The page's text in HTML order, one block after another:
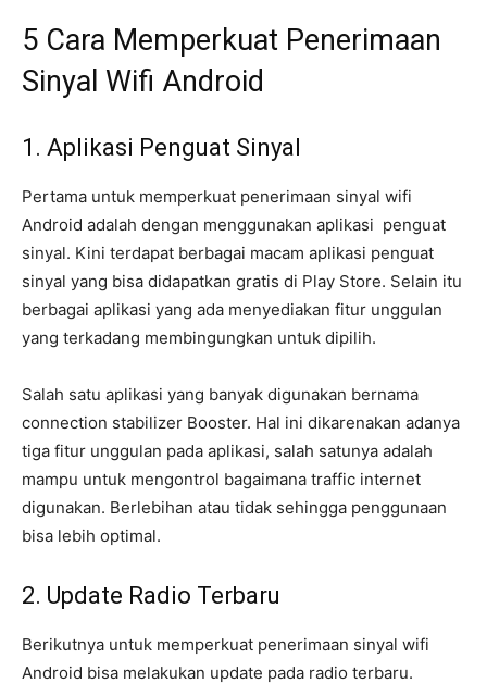
5 Cara Memperkuat Penerimaan
Sinyal Wifi Android
1. Aplikasi Penguat Sinyal
Pertama untuk memperkuat penerimaan sinyal wifi
Android adalah dengan menggunakan aplikasi penguat
sinyal. Kini terdapat berbagai macam aplikasi penguat
sinyal yang bisa didapatkan gratis di Play Store. Selain itu
berbagai aplikasi yang ada menyediakan fitur unggulan
yang terkadang membingungkan untuk dipilih.
Salah satu aplikasi yang banyak digunakan bernama
connection stabilizer Booster. Hal ini dikarenakan adanya
tiga fitur unggulan pada aplikasi, salah satunya adalah
mampu untuk mengontrol bagaimana traffic internet
digunakan. Berlebihan atau tidak sehingga penggunaan
bisa lebih optimal.
2. Update Radio Terbaru
Berikutnya untuk memperkuat penerimaan sinyal wifi
Android bisa melakukan update pada radio terbaru.